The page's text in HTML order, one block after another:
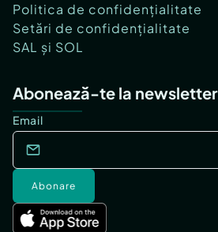
Politica de confidențialitate
Setări de confidențialitate
SAL și SOL
Abonează-te la newsletter
Email
Abonare